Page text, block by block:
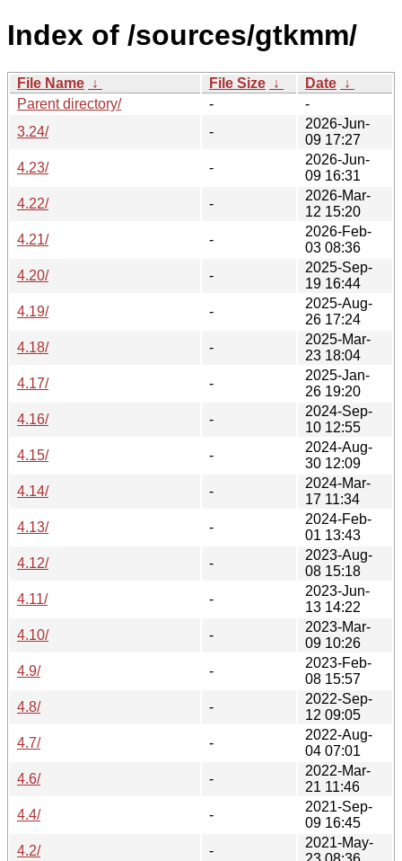
Index of /sources/gtkmm/
File Name ↓ File Size ↓ Date ↓
Parent directory/
-
-
3.24/
-
2026-Jun-
09 17:27
4.23/
-
2026-Jun-
09 16:31
4.22/
-
2026-Mar-
12 15:20
4.21/
-
2026-Feb-
03 08:36
4.20/
-
2025-Sep-
19 16:44
4.19/
-
2025-Aug-
26 17:24
4.18/
-
2025-Mar-
23 18:04
4.17/
-
2025-Jan-
26 19:20
4.16/
-
2024-Sep-
10 12:55
4.15/
-
2024-Aug-
30 12:09
4.14/
-
2024-Mar-
17 11:34
4.13/
-
2024-Feb-
01 13:43
4.12/
-
2023-Aug-
08 15:18
4.11/
-
2023-Jun-
13 14:22
4.10/
-
2023-Mar-
09 10:26
4.9/
-
2023-Feb-
08 15:57
4.8/
-
2022-Sep-
12 09:05
4.7/
-
2022-Aug-
04 07:01
4.6/
-
2022-Mar-
21 11:46
4.4/
-
2021-Sep-
09 16:45
4.2/
-
2021-May-